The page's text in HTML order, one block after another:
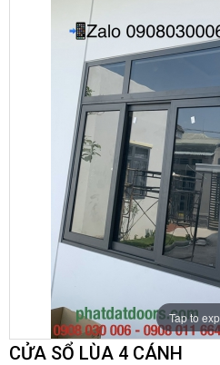
Tap to
CỬA SỔ LÙA 4 CÁNH